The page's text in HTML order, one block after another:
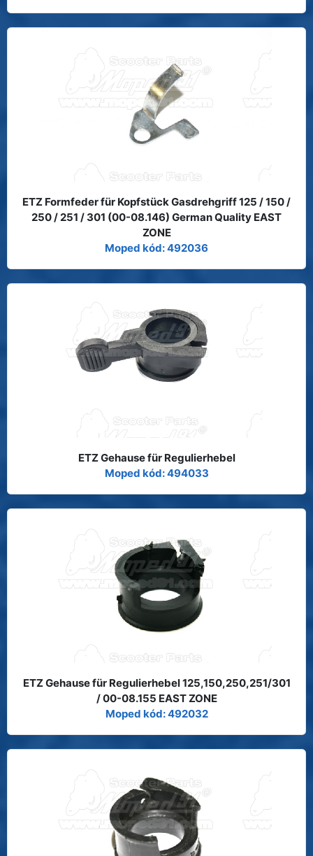
ETZ Formfeder für Kopfstück Gasdrehgriff 125 / 150 /
250 / 251 / 301 (00-08.146) German Quality EAST
ZONE
Moped kód: 492036
ETZ Gehause für Regulierhebel
Moped kód: 494033
ETZ Gehause für Regulierhebel 125,150,250,251/301
/ 00-08.155 EAST ZONE
Moped kód: 492032